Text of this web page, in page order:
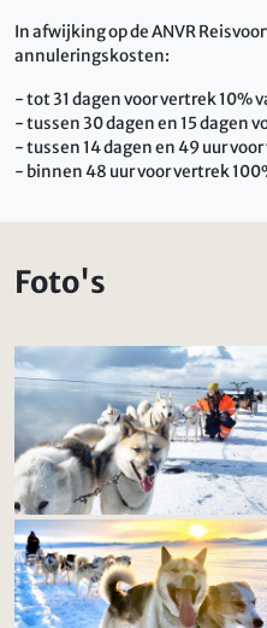
In afwijking op de ANVR
annuleringskosten:
- tot 31 dagen voor vertrek 10%
- tussen 30 dagen en 15 dagen
- tussen 14 dagen en 49 uur
- binnen 48 uur voor vertrek
Foto's